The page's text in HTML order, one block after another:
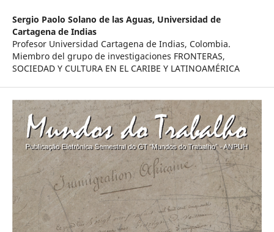
Sergio Paolo Solano de las Aguas, Universidad de
Cartagena de Indias
Profesor Universidad Cartagena de Indias, Colombia.
Miembro del grupo de investigaciones FRONTERAS,
SOCIEDAD Y CULTURA EN EL CARIBE Y LATINOAMÉRICA